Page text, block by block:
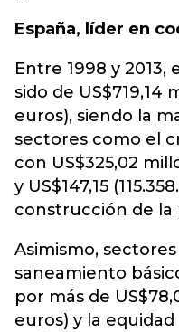
España, líder en
Entre 1998 y 2013,
sido de US$719,14
euros), siendo la
sectores como el
con US$325,02
y US$147,15
construcción de la
Asimismo,
saneamiento
por más de
euros) y la